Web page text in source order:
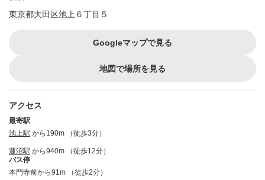
東京都大田区池上６丁目５
Googleマップで見る
地図で場所を見る
アクセス
最寄駅
池上駅 から190m （徒歩3分）
蓮沼駅 から940m （徒歩12分）
バス停
本門寺前から91m （徒歩2分）